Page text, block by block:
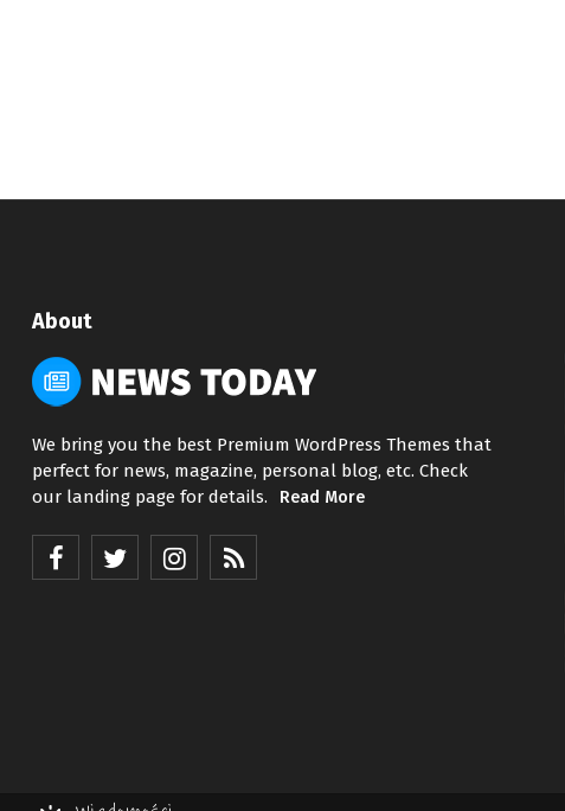
About
We bring you the best Premium WordPress Themes that
perfect for news, magazine, personal blog, etc. Check
our landing page for details.
Read More